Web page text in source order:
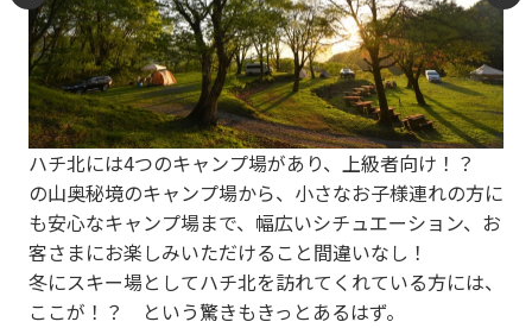
P
re
vi
o
u
s
N
e
xt
ハチ北には4つのキャンプ場があり、上級者向け！？
の山奥秘境のキャンプ場から、小さなお子様連れの方に
も安心なキャンプ場まで、幅広いシチュエーション、お
客さまにお楽しみいただけること間違いなし！
冬にスキー場としてハチ北を訪れてくれている方には、
ここが！？ という驚きもきっとあるはず。